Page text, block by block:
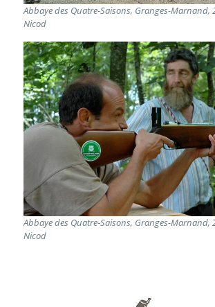
Abbaye des Quatre-Saisons, Granges-Marnand,
Nicod
Abbaye des Quatre-Saisons, Granges-Marnand,
Nicod